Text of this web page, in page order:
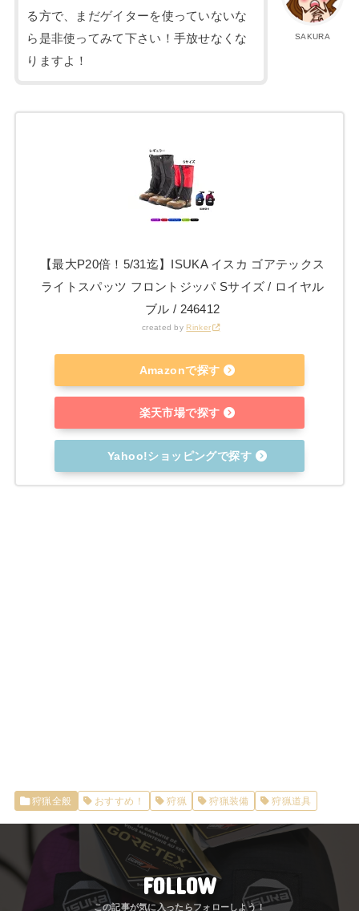
SAKURA
る方で、まだゲイターを使っていないな
ら是非使ってみて下さい！手放せなくな
りますよ！
【最大P20倍！5/31迄】ISUKA イスカ ゴアテックス
ライトスパッツ フロントジッパ Sサイズ / ロイヤル
ブル / 246412
created by Rinker
Amazonで探す
楽天市場で探す
Yahoo!ショッピングで探す
狩猟全般 おすすめ！ 狩猟 狩猟装備 狩猟道具
FOLLOW